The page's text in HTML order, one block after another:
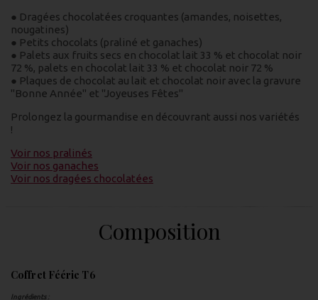
● Dragées chocolatées croquantes (amandes, noisettes,
nougatines)
● Petits chocolats (praliné et ganaches)
● Palets aux fruits secs en chocolat lait 33 % et chocolat noir
72 %, palets en chocolat lait 33 % et chocolat noir 72 %
● Plaques de chocolat au lait et chocolat noir avec la gravure
"Bonne Année" et "Joyeuses Fêtes"
Prolongez la gourmandise en découvrant aussi nos variétés
!
Voir nos pralinés
Voir nos ganaches
Voir nos dragées chocolatées
Composition
Coffret Féérie T6
Ingrédients :